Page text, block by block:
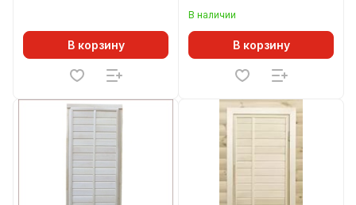
В корзину
В наличии
В корзину